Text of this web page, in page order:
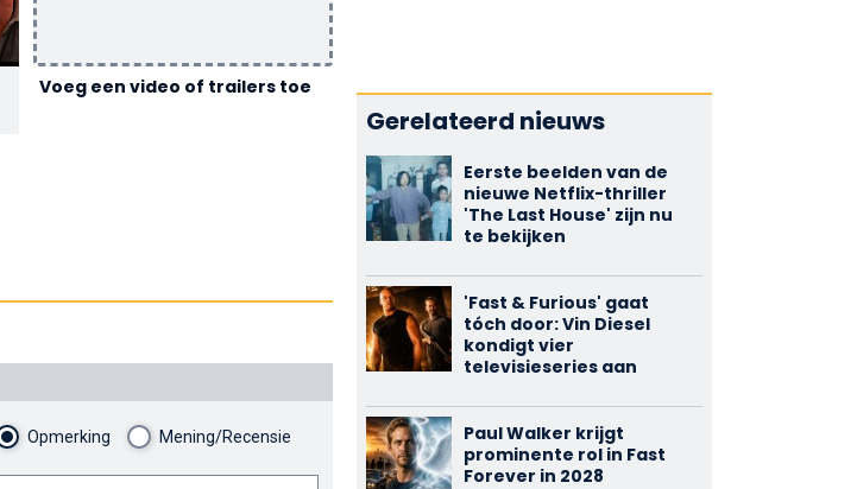
Voeg een video of trailers toe
Opmerking Mening/Recensie
Gerelateerd nieuws
Eerste beelden van de
nieuwe Netflix-thriller
'The Last House' zijn nu
te bekijken
'Fast & Furious' gaat
tóch door: Vin Diesel
kondigt vier
televisieseries aan
Paul Walker krijgt
prominente rol in Fast
Forever in 2028